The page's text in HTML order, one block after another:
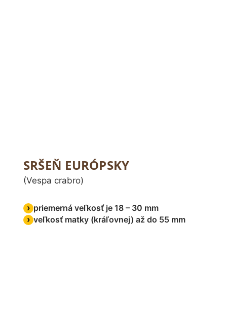
SRŠEŇ EURÓPSKY
(Vespa crabro)
priemerná veľkosť je 18 – 30 mm
veľkosť matky (kráľovnej) až do 55 mm